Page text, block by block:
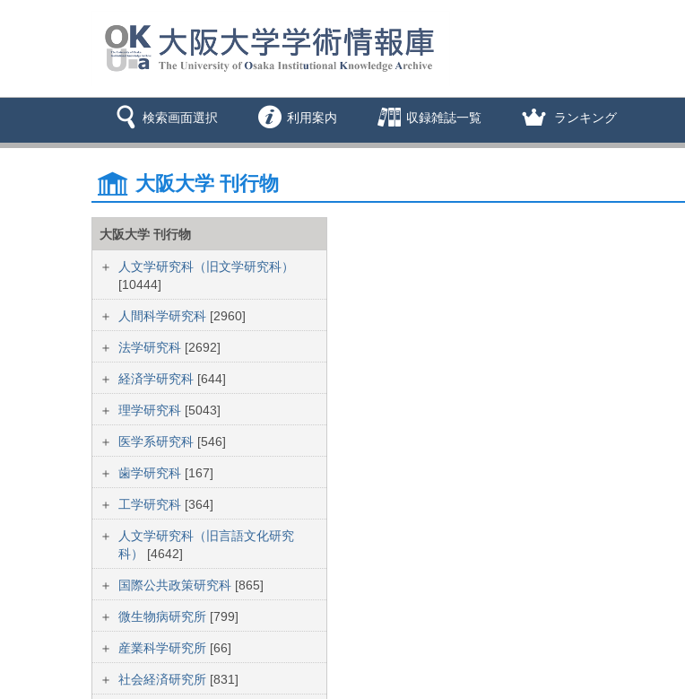
検索画面選択 利用案内 収録雑誌一覧 ランキング
大阪大学 刊行物
大阪大学 刊行物
人文学研究科（旧文学研究科）
[10444]
人間科学研究科 [2960]
法学研究科 [2692]
経済学研究科 [644]
理学研究科 [5043]
医学系研究科 [546]
歯学研究科 [167]
工学研究科 [364]
人文学研究科（旧言語文化研究
科） [4642]
国際公共政策研究科 [865]
微生物病研究所 [799]
産業科学研究所 [66]
社会経済研究所 [831]